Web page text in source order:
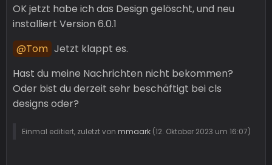
OK jetzt habe ich das Design gelöscht, und neu
installiert Version 6.0.1
Tom Jetzt klappt es.
Hast du meine Nachrichten nicht bekommen?
Oder bist du derzeit sehr beschäftigt bei cls
designs oder?
Einmal editiert, zuletzt von mmaark (12. Oktober 2023 um 16:07)